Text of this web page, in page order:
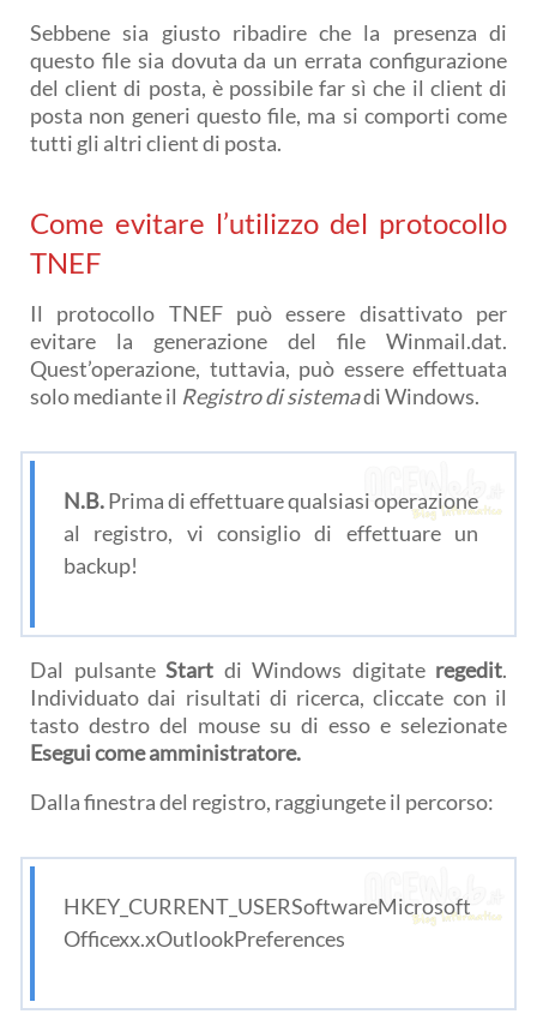
Sebbene sia giusto ribadire che la presenza di
questo file sia dovuta da un errata configurazione
del client di posta, è possibile far sì che il client di
posta non generi questo file, ma si comporti come
tutti gli altri client di posta.
Come evitare l’utilizzo del protocollo
TNEF
Il protocollo TNEF può essere disattivato per
evitare la generazione del file Winmail.dat.
Quest’operazione, tuttavia, può essere effettuata
solo mediante il Registro di sistemadi Windows.
N.B.Prima di effettuare qualsiasi operazione
al registro, vi consiglio di effettuare un
backup!
Dal pulsante Start di Windows digitate regedit.
Individuato dai risultati di ricerca, cliccate con il
tasto destro del mouse su di esso e selezionate
Esegui come amministratore.
Dalla finestra del registro, raggiungete il percorso:
HKEY_CURRENT_USERSoftwareMicrosoft
Officexx.xOutlookPreferences